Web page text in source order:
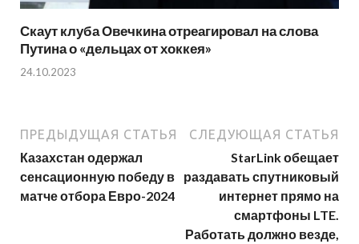
Скаут клуба Овечкина отреагировал на слова
Путина о «дельцах от хоккея»
24.10.2023
ПРЕДЫДУЩАЯ СТАТЬЯ
Казахстан одержал
сенсационную победу в
матче отбора Евро-2024
СЛЕДУЮЩАЯ СТАТЬЯ
StarLink обещает
раздавать спутниковый
интернет прямо на
смартфоны LTE.
Работать должно везде,